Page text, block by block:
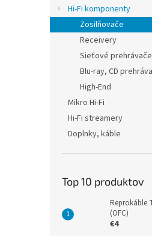
Hi-Fi komponenty
Zosilňovače
Receivery
Sieťové prehrávače
Blu-ray, CD
High-End
Mikro Hi-Fi
Hi-Fi streamery
Doplnky, káble
Top 10 produktov
Reprokáble
(OFC)
€4